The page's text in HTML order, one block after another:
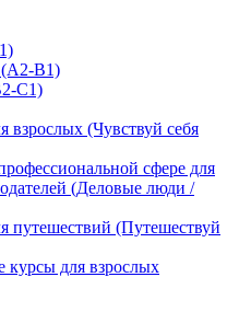
B1)
C1)
взрослых (Чувствуй себя
сфере для
(Деловые люди /
путешествий (Путешествуй
курсы для взрослых